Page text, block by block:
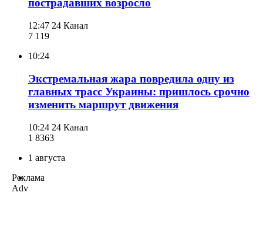
пострадавших возросло
12:47 24 Канал
7 119
10:24
Экстремальная жара повредила одну из
главных трасс Украины: пришлось срочно
изменить маршрут движения
10:24 24 Канал
1 8363
1 августа
Реклама
Adv